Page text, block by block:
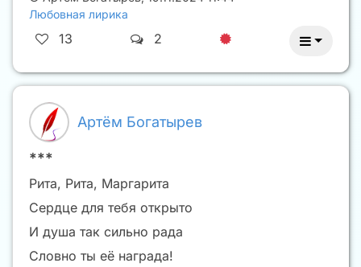
Любовная лирика
13 2
Артём Богатырев
***
Рита, Рита, Маргарита
Сердце для тебя открыто
И душа так сильно рада
Словно ты её награда!